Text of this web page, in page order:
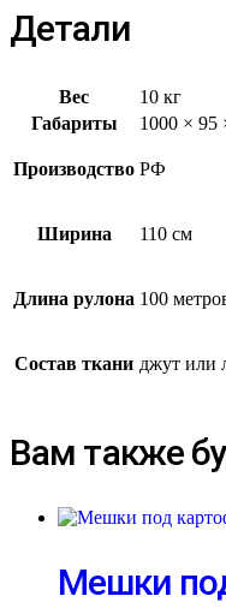
Детали
Вес
10 кг
Габариты
1000 × 95
Производство РФ
Ширина 110 см
Длина рулона 100
Состав ткани джут или
Вам также
Мешки